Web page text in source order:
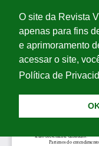
O site da Revista
apenas para fins
e aprimoramento
acessar o site,
Política de